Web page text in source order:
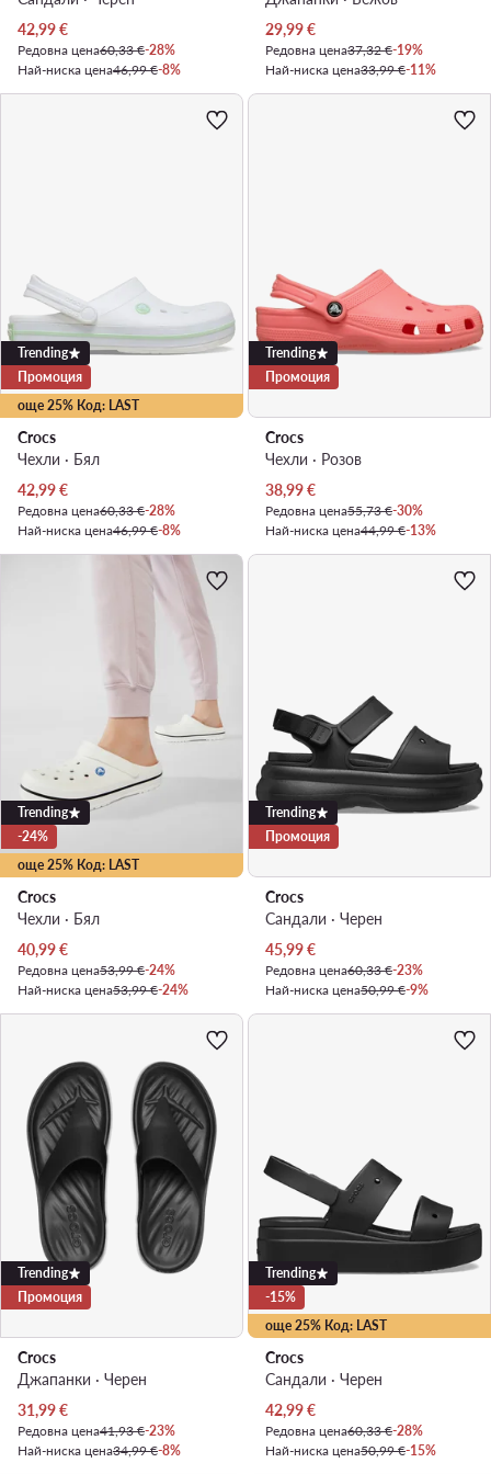
Актуална цена
42,99€
Редовна цена60,33 €-28%
Най-ниска цена46,99 €-8%
Актуална цена
29,99€
Редовна цена37,32 €-19%
Най-ниска цена33,99 €-11%
още 25% Код: LAST
Trending
Промоция
Crocs
Чехли · Бял
Актуална цена
42,99€
Редовна цена60,33 €-28%
Най-ниска цена46,99 €-8%
Trending
Промоция
Crocs
Чехли · Розов
Актуална цена
38,99€
Редовна цена55,73 €-30%
Най-ниска цена44,99 €-13%
още 25% Код: LAST
Trending
-24%
Crocs
Чехли · Бял
Актуална цена
40,99€
Редовна цена53,99 €-24%
Най-ниска цена53,99 €-24%
Trending
Промоция
Crocs
Сандали · Черен
Актуална цена
45,99€
Редовна цена60,33 €-23%
Най-ниска цена50,99 €-9%
Trending
Промоция
Crocs
Джапанки · Черен
Актуална цена
31,99€
Редовна цена41,93 €-23%
Най-ниска цена34,99 €-8%
още 25% Код: LAST
Trending
-15%
Crocs
Сандали · Черен
Актуална цена
42,99€
Редовна цена60,33 €-28%
Най-ниска цена50,99 €-15%